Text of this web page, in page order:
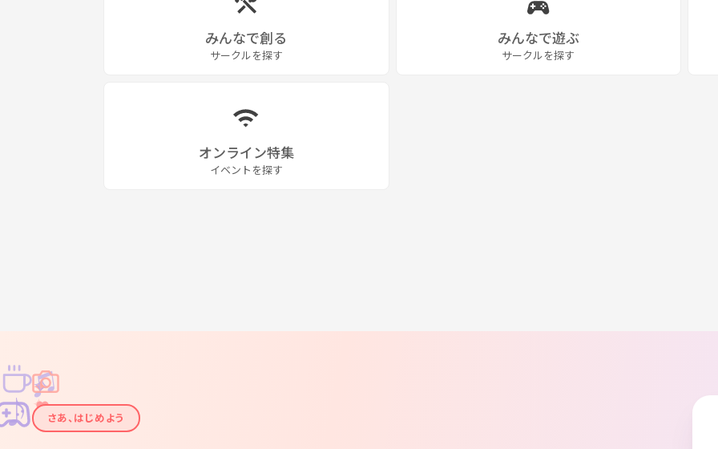
25日（日） 17:00-19:00 桃山台
みんなで創る
サークルを探す
みんなで遊ぶ
サークルを探す
オンライン特集
イベントを探す
✦
✦
✧
✧
♪
♫
さあ、はじめよう